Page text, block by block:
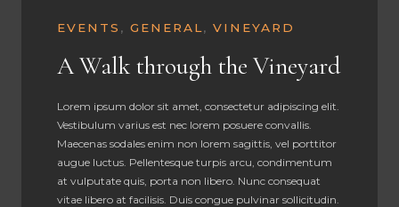
EVENTS , GENERAL, VINEYARD
A Walk through the Vineyard
Lorem ipsum dolor sit amet, consectetur adipiscing elit.
Vestibulum varius est nec lorem posuere convallis.
Maecenas sodales enim non lorem sagittis, vel porttitor
augue luctus. Pellentesque turpis arcu, condimentum
at vulputate quis, porta non libero. Nunc consequat
vitae libero at facilisis. Duis congue pulvinar sollicitudin.